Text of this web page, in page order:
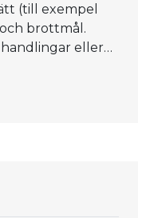
(till exempel
brottmål.
eller
är juridisk